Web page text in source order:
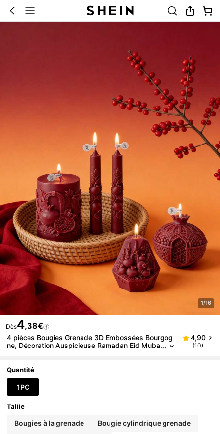
1/16
Dès4,38€
4 pièces Bougies Grenade 3D Embossées Bourgog
ne, Décoration Auspicieuse Ramadan Eid Muba
n
4,90
(10)
Quantité
1PC
Taille
Bougies à la grenade Bougie cylindrique grenade